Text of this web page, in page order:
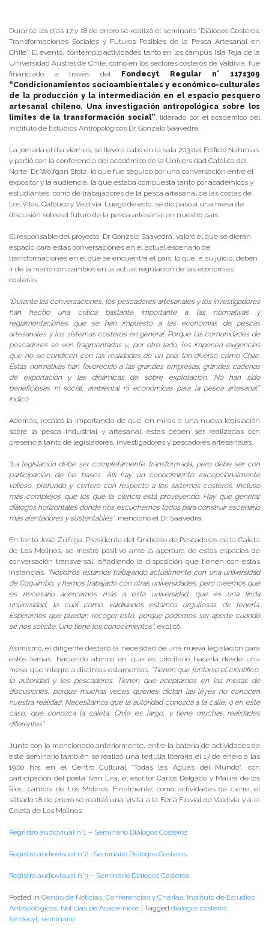
Durante los días 17 y 18 de enero se realizó el seminario “Diálogos Costeros:
Transformaciones Sociales y Futuros Posibles de la Pesca Artesanal en
Chile”. El evento, contempló actividades tanto en los campus Isla Teja de la
Universidad Austral de Chile, como en los sectores costeros de Valdivia, fue
financiado a través del Fondecyt Regular n° 1171309
“Condicionamientos socioambientales y económico-culturales
de la producción y la intermediación en el espacio pesquero
artesanal chileno. Una investigación antropológica sobre los
límites de la transformación social”​, liderado por el académico del
Instituto de Estudios Antropológicos Dr. Gonzalo Saavedra.
La jornada el día viernes, se llevó a cabo en la sala 203 del Edificio Nahmías
y partió con la conferencia del académico de la Universidad Católica del
Norte, Dr. Wolfgan Stotz, lo que fue seguido por una conversación entre el
expositor y la audiencia, la que estaba compuesta tanto por académicos y
estudiantes, como de trabajadores de la pesca artesanal de las costas de
Los Vilos, Calbuco y Valdivia. Luego de esto, se dio paso a una mesa de
discusión sobre el futuro de la pesca artesanal en nuestro país.
El responsable del proyecto, Dr. Gonzalo Saavedra, valoró el que se dieran
espacio para estas conversaciones en el actual escenario de
transformaciones en el que se encuentra el país, lo que, a su juicio, deben
ir de la mano con cambios en la actual regulación de las economías
costeras.
“Durante las conversaciones, los pescadores artesanales y los investigadores
han hecho una crítica bastante importante a las normativas y
reglamentaciones que se han impuesto a las economías de pescas
artesanales y los sistemas costeros en general. Porque las comunidades de
pescadores se ven fragmentadas y, por otro lado, les imponen exigencias
que no se condicen con las realidades de un país tan diverso como Chile.
Estas normativas han favorecido a las grandes empresas, grandes cadenas
de exportación y las dinámicas de sobre explotación. No han sido
beneficiosas ni social, ambiental ni económicas para la pesca artesanal”,
indicó.
Además, recalcó la importancia de que, en miras a una nueva legislación
sobre la pesca industrial y artesanal, estas deben ser realizadas con
presencia tanto de legisladores, investigadores y pescadores artesanales.
“La legislación debe ser completamente transformada, pero debe ser con
participación de las bases. Allí hay un conocimiento excepcionalmente
valioso, profundo y certero con respecto a los sistemas costeros. Incluso
más complejos que los que la ciencia está proveyendo. Hay que generar
diálogos horizontales donde nos escuchemos todos para construir escenario
más alentadores y sustentables”, mencionó el Dr. Saavedra.
En tanto José Zúñiga, Presidente del Sindicato de Pescadores de la Caleta
de Los Molinos, se mostró positivo ante la apertura de estos espacios de
conversación transversal, añadiendo la disposición que tienen con estas
instancias. “Nosotros estamos trabajando actualmente con una universidad
de Coquimbo, y hemos trabajado con otras universidades, pero creemos que
es necesario acercarnos más a esta universidad, que es una linda
universidad, la cual como valdivianos estamos orgullosas de tenerla.
Esperamos que puedan recoger esto, porque podemos ser aporte cuando
se nos solicite. Uno tiene los conocimientos”, explicó.
Asimismo, el dirigente destacó la necesidad de una nueva legislación para
estos temas, haciendo ahínco en que es prioritario hacerla desde una
mesa que integre a distintos estamentos. “Tienen que juntarse el científico,
la autoridad y los pescadores. Tienen que aceptarnos en las mesas de
discusiones, porque muchas veces quienes dictan las leyes no conocen
nuestra realidad. Necesitamos que la autoridad conozca a la calle, o en este
caso, que conozca la caleta. Chile es largo, y tiene muchas realidades
diferentes”.
Junto con lo mencionado anteriormente, entre la batería de actividades de
este seminario también se realizó una tertulia literaria el 17 de enero a las
19:00 hrs. en el Centro Cultural “Todas las Aguas del Mundo”, con
participación del poeta Iván Lira, el escritor Carlos Delgado y Maura de los
Rios, cantora de Los Molinos. Finalmente, como actividades de cierre, el
sábado 18 de enero se realizó una visita a la Feria Fluvial de Valdivia y a la
Caleta de Los Molinos.
Regristro audioviual n°1 – Seminario Diálogos Costeros
Registro audiovisual n°2 -Seminario Diálogos Costeros
Registro audiovisual n°3 – Seminario Diálogos Costeros
Posted in Centro de Noticias, Conferencias y Charlas, Instituto de Estudios
Antropológicos, Noticias de Académicos | Tagged diálogos costeros,
fondecyt, seminario